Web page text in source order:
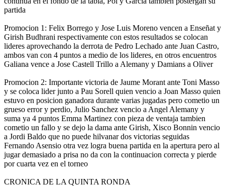
partida
Promocion 1: Felix Borrego y Jose Luis Moreno vencen a Enseñat y
Girish Budhrani respectivamente con estos resultados se colocan
lideres aprovechando la derrota de Pedro Lechado ante Juan Castro,
ambos van con 4 puntos a medio de los lideres, en otros encuentros
Galiana vence a Jose Castell Trillo a Alemany y Damians a Oliver
Promocion 2: Importante victoria de Jaume Morant ante Toni Masso
y se coloca lider junto a Pau Sorell quien vencio a Joan Masso quien
estuvo en posicion ganadora durante varias jugadas pero cometio un
grueso error y perdio, Julio Sanchez vencio a Angel Alemany y
suma ya 4 puntos Emma Martinez con pieza de ventaja tambien
cometio un fallo y se dejo la dama ante Girish, Xisco Bonnin vencio
a Jordi Baldo que no puede hilvanar dos victorias seguidas
Fernando Asensio otra vez logra buena partida en la apertura pero al
jugar demasiado a prisa no da con la continuacion correcta y pierde
por cuarta vez en el torneo
CRONICA DE LA QUINTA RONDA